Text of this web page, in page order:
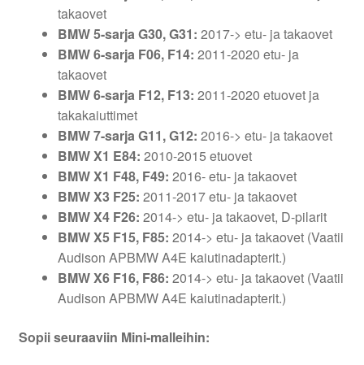
takaovet
BMW 5-sarja G30, G31: 2017-> etu- ja takaovet
BMW 6-sarja F06, F14: 2011-2020 etu- ja
takaovet
BMW 6-sarja F12, F13: 2011-2020 etuovet ja
takakaiuttimet
BMW 7-sarja G11, G12: 2016-> etu- ja takaovet
BMW X1 E84: 2010-2015 etuovet
BMW X1 F48, F49: 2016- etu- ja takaovet
BMW X3 F25: 2011-2017 etu- ja takaovet
BMW X4 F26: 2014-> etu- ja takaovet, D-pilarit
BMW X5 F15, F85: 2014-> etu- ja takaovet (Vaatii
Audison APBMW A4E kaiutinadapterit.)
BMW X6 F16, F86: 2014-> etu- ja takaovet (Vaatii
Audison APBMW A4E kaiutinadapterit.)
Sopii seuraaviin Mini-malleihin: